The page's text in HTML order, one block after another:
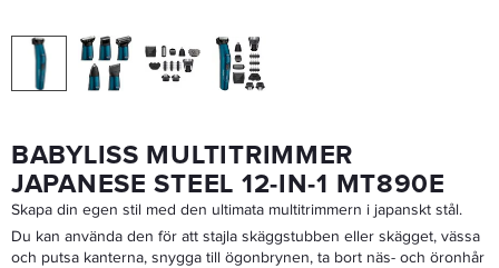
BABYLISS MULTITRIMMER
JAPANESE STEEL 12-IN-1 MT890E
Skapa din egen stil med den ultimata multitrimmern i japanskt stål.
Du kan använda den för att stajla skäggstubben eller skägget, vässa
och putsa kanterna, snygga till ögonbrynen, ta bort näs- och öronhår